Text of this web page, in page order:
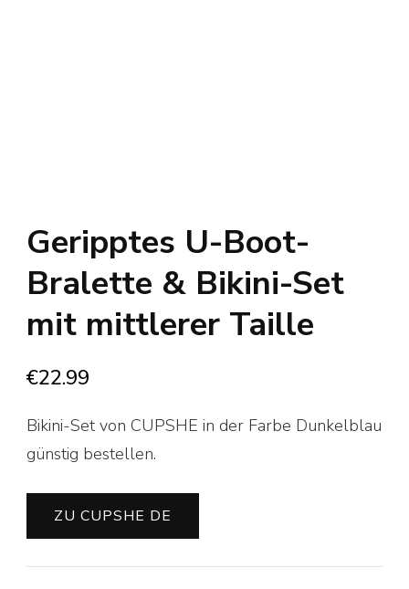
Geripptes U-Boot-
Bralette & Bikini-Set
mit mittlerer Taille
€22.99
Bikini-Set von CUPSHE in der Farbe Dunkelblau
günstig bestellen.
ZU CUPSHE DE